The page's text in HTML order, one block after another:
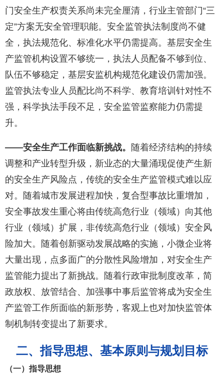
门安全生产权责关系尚未完全厘清，行业主管部门“三
定”方案无安全管理职能。安全监管执法制度尚不健
全，执法规范化、标准化水平仍需提高。基层安全生
产监管机构设置不够统一，执法人员配备不够到位、
队伍不够稳定，基层安监机构规范化建设仍需加强。
监管执法专业人员配比尚不科学、教育培训针对性不
强，科学执法手段不足，安全监管监察能力仍需提
升。
——安全生产工作面临新挑战。 随着经济结构的持续
调整和产业转型升级，新业态的大量涌现促使产生新
的安全生产风险点，传统的安全生产监管模式难以应
对。随着城市发展进程加快，复合型事故比重增加，
安全事故发生重心将由传统高危行业（领域）向其他
行业（领域）扩展，非传统高危行业（领域）安全风
险加大。随着创新驱动发展战略的实施，小微企业将
大量出现，点多面广的分散性风险增加，对安全生产
监管能力提出了新挑战。随着行政审批制度改革，简
政放权、放管结合、加强事中事后监管将成为安全生
产监管工作所面临的新形势，客观上也对加快监管体
制机制转变提出了新要求。
二、指导思想、基本原则与规划目标
（一）指导思想